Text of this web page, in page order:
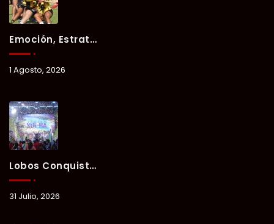
Emoción, Estrategia Y Trabajo En Equipo Marcan El Segundo Día Del Verano Xul-Há 2026.
1 Agosto, 2026
Lobos Conquista La Primera Competencia Del Verano Xul-Há 2026 En Una Noche Llena De Talento Y Energía.
31 Julio, 2026